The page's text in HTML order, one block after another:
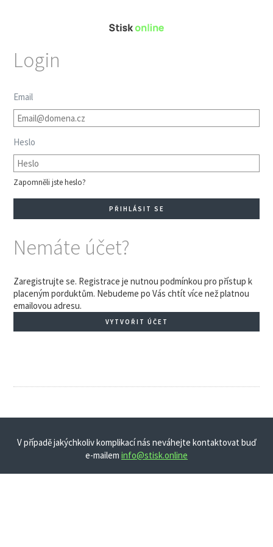
Login
Email
Heslo
Zapomněli jste heslo?
Nemáte účet?
Zaregistrujte se. Registrace je nutnou podmínkou pro přístup k
placeným porduktům. Nebudeme po Vás chtít více než platnou
emailovou adresu.
VYTVOŘIT ÚČET
V případě jakýchkoliv komplikací nás neváhejte kontaktovat buď
e-mailem info@stisk.online